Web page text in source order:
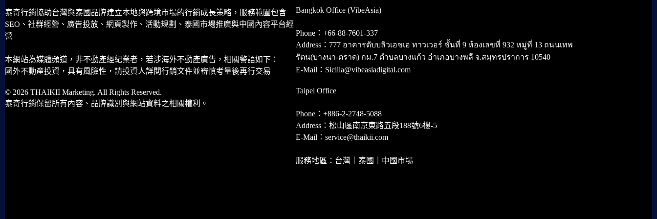
泰奇行銷協助台灣與泰國品牌建立本地與跨境市場的行銷成長策略，服務範圍包含
SEO、社群經營、廣告投放、網頁製作、活動規劃、泰國市場推廣與中國內容平台經
營
本網站為媒體頻道，非不動產經紀業者，若涉海外不動產廣告，相關警語如下：
國外不動產投資，具有風險性，請投資人詳閱行銷文件並審慎考量後再行交易
© 2026 THAIKII Marketing. All Rights Reserved.
泰奇行銷保留所有內容、品牌識別與網站資料之相關權利。
Bangkok Office (VibeAsia)
Phone：+66-88-7601-337
Address：777 อาคารดับบลิวเอชเอ ทาวเวอร์ ชั้นที่ 9 ห้องเลขที่ 932 หมู่ที่ 13 ถนนเทพ
รัตน(บางนา-ตราด) กม.7 ตำบลบางแก้ว อำเภอบางพลี จ.สมุทรปราการ 10540
E-Mail：Sicilia@vibeasiadigital.com
Taipei Office
Phone：+886-2-2748-5088
Address：松山區南京東路五段188號6樓-5
E-Mail：service@thaikii.com
服務地區：台灣｜泰國｜中國市場